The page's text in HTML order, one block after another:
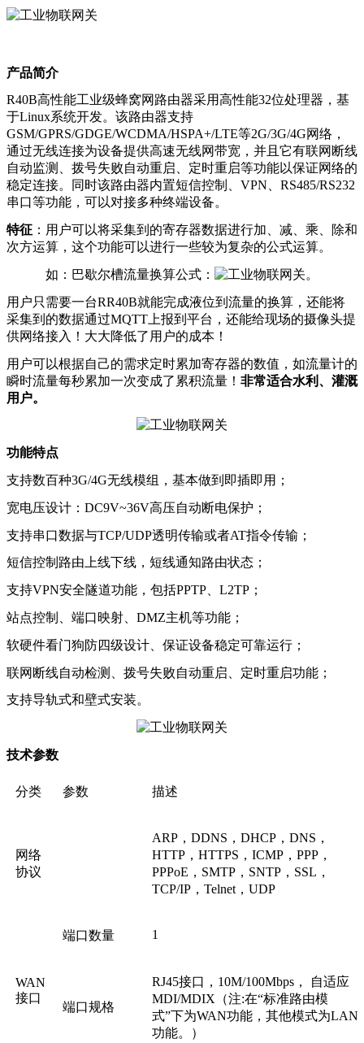
产品简介
R40B高性能工业级蜂窝网路由器采用高性能32位处理器，基
于Linux系统开发。该路由器支持
GSM/GPRS/GDGE/WCDMA/HSPA+/LTE等2G/3G/4G网络，
通过无线连接为设备提供高速无线网带宽，并且它有联网断线
自动监测、拨号失败自动重启、定时重启等功能以保证网络的
稳定连接。同时该路由器内置短信控制、VPN、RS485/RS232
串口等功能，可以对接多种终端设备。
特征 ：用户可以将采集到的寄存器数据进行加、减、乘、除和
次方运算，这个功能可以进行一些较为复杂的公式运算。
如：巴歇尔槽流量换算公式：
。
用户只需要一台RR40B就能完成液位到流量的换算，还能将
采集到的数据通过MQTT上报到平台，还能给现场的摄像头提
供网络接入！大大降低了用户的成本！
用户可以根据自己的需求定时累加寄存器的数值，如流量计的
瞬时流量每秒累加一次变成了累积流量！ 非常适合水利、灌溉
用户。
功能特点
支持数百种3G/4G无线模组，基本做到即插即用；
宽电压设计：DC9V~36V高压自动断电保护；
支持串口数据与TCP/UDP透明传输或者AT指令传输；
短信控制路由上线下线，短线通知路由状态；
支持VPN安全隧道功能，包括PPTP、L2TP；
站点控制、端口映射、DMZ主机等功能；
软硬件看门狗防四级设计、保证设备稳定可靠运行；
联网断线自动检测、拨号失败自动重启、定时重启功能；
支持导轨式和壁式安装。
技术参数
分类 参数 描述
网络
协议
ARP，DDNS，DHCP，DNS，
HTTP，HTTPS，ICMP，PPP，
PPPoE，SMTP，SNTP，SSL，
TCP/IP，Telnet，UDP
WAN
接口
端口数量 1
端口规格
RJ45接口，10M/100Mbps， 自适应
MDI/MDIX（注:在“标准路由模
式”下为WAN功能，其他模式为LAN
功能。）